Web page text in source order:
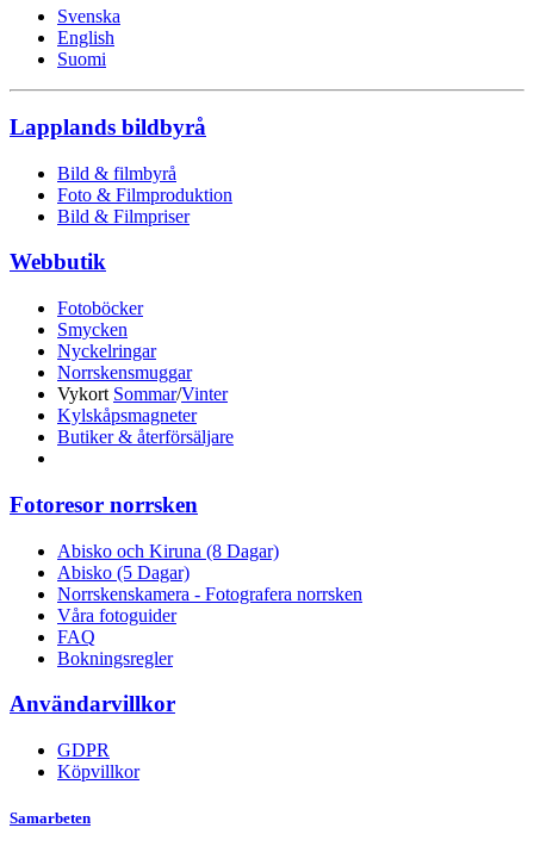
Svenska
English
Suomi
Lapplands bildbyrå
Bild & filmbyrå
Foto & Filmproduktion
Bild & Filmpriser
Webbutik
Fotoböcker
Smycken
Nyckelringar
Norrskensmuggar
Vykort Sommar/Vinter
Kylskåpsmagneter
Butiker & återförsäljare
Fotoresor norrsken
Abisko och Kiruna (8 Dagar)
Abisko (5 Dagar)
Norrskenskamera - Fotografera norrsken
Våra fotoguider
FAQ
Bokningsregler
Användarvillkor
GDPR
Köpvillkor
Samarbeten